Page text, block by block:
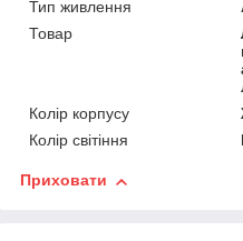
Тип живлення
Товар
Колір корпусу
Колір світіння
Приховати